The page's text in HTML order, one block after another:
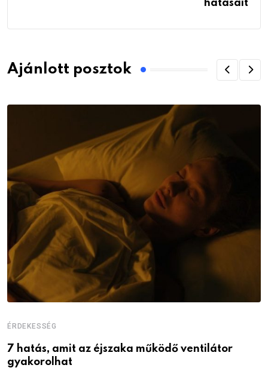
hatásait
Ajánlott posztok
ÉRDEKESSÉG
7 hatás, amit az éjszaka működő ventilátor
gyakorolhat